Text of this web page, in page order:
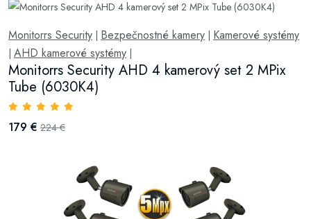
Monitorrs Security | Bezpečnostné kamery | Kamerové systémy
| AHD kamerové systémy |
Monitorrs Security AHD 4 kamerový set 2 MPix
Tube (6030K4)
179 € 224 €